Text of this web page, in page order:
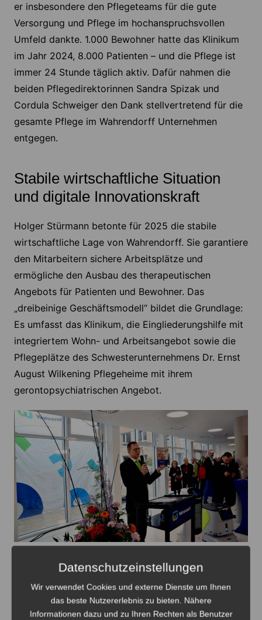
er insbesondere den Pflegeteams für die gute
Versorgung und Pflege im hochanspruchsvollen
Umfeld dankte. 1.000 Bewohner hatte das Klinikum
im Jahr 2024, 8.000 Patienten – und die Pflege ist
immer 24 Stunde täglich aktiv. Dafür nahmen die
beiden Pflegedirektorinnen Sandra Spizak und
Cordula Schweiger den Dank stellvertretend für die
gesamte Pflege im Wahrendorff Unternehmen
entgegen.
Stabile wirtschaftliche Situation
und digitale Innovationskraft
Holger Stürmann betonte für 2025 die stabile
wirtschaftliche Lage von Wahrendorff. Sie garantiere
den Mitarbeitern sichere Arbeitsplätze und
ermögliche den Ausbau des therapeutischen
Angebots für Patienten und Bewohner. Das
„dreibeinige Geschäftsmodell“ bildet die Grundlage:
Es umfasst das Klinikum, die Eingliederungshilfe mit
integriertem Wohn- und Arbeitsangebot sowie die
Pflegeplätze des Schwesterunternehmens Dr. Ernst
August Wilkening Pflegeheime mit ihrem
gerontopsychiatrischen Angebot.
Klinikums den Gästen – Foto: JPH
Aber Wahrendorff wird in den kommenden Jahren
mit dem Ausbau der Digitalisierung seine
Datenschutzeinstellungen
Wir verwendet Cookies und externe Dienste um Ihnen
das beste Nutzererlebnis zu bieten. Nähere
Informationen dazu und zu Ihren Rechten als Benutzer